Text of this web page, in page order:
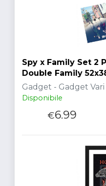
Spy x Family Set 2
Double Family
Gadget - Gadget Vari
Disponibile
€6.99